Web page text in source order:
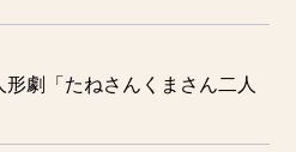
劇「たねさんくまさん二人